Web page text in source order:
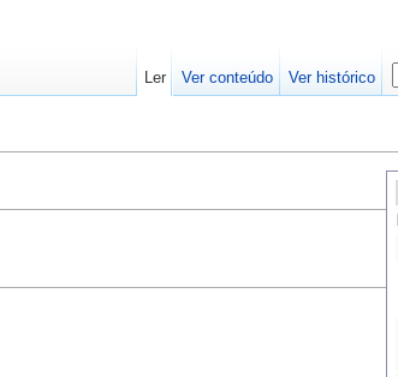
Ler Ver conteúdo Ver histórico